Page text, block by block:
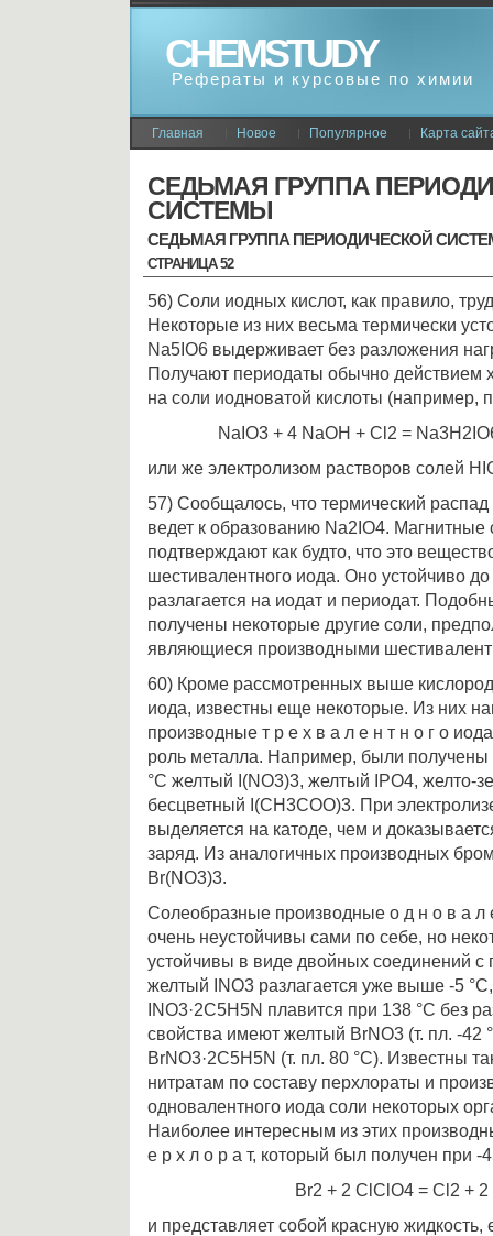
CHEMSTUDY
Рефераты и курсовые по химии
Главная Новое Популярное Карта
СЕДЬМАЯ ГРУППА
СИСТЕМЫ
СЕДЬМАЯ ГРУППА ПЕРИОДИЧЕСКОЙ
СТРАНИЦА 52
56) Соли иодных кислот, как правило,
Некоторые из них весьма термически
Nа5IO6 выдерживает без разложения
Получают периодаты обычно действием
на соли иодноватой кислоты (например,
NaIO3 + 4 NаОН + Сl2 =
или же электролизом растворов солей
57) Сообщалось, что термический
ведет к образованию Nа2IO4. Магнитные
подтверждают как будто, что это
шестивалентного иода. Оно устойчиво
разлагается на иодат и периодат.
получены некоторые другие соли,
являющиеся производными
60) Кроме рассмотренных выше
иода, известны еще некоторые. Из них
производные т р е х в а л е н т н о г о
роль металла. Например, были
°С желтый I(NО3)3, желтый IРO4, желто-
бесцветный I(СН3СОО)3. При
выделяется на катоде, чем и
заряд. Из аналогичных производных
Br(NO3)3.
Солеобразные производные о д н о в а л
очень неустойчивы сами по себе, но
устойчивы в виде двойных соединений
желтый INО3 разлагается уже выше -5 °С,
INО3·2С5H5N плавится при 138 °С без
свойства имеют желтый ВrNО3 (т. пл. -42
ВrNО3·2С5Н5N (т. пл. 80 °С). Известны
нитратам по составу перхлораты и
одновалентного иода соли некоторых
Наиболее интересным из этих
е р х л о р а т, который был получен при -
Вr2 + 2 СlClO4 = Сl2 +
и представляет собой красную